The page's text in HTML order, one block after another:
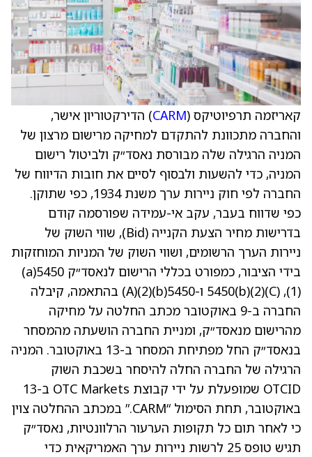
קאריזמה תרפיוטיקס (CARM) הדירקטוריון אישר,
והחברה מתכוונת להתקדם למחיקה מרישום מרצון של
המניה הרגילה שלה מבורסת נאסד״ק ולביטול רישום
המניה, כדי להשעות ולבסוף לסיים את חובות הדיווח של
החברה לפי חוק ניירות ערך משנת 1934, כפי שתוקן.
כפי שדווח בעבר, עקב אי-עמידה שפורסמה קודם
בדרישות מחיר הצעת הקנייה (Bid), שווי השוק של
ניירות הערך הרשומים, ושווי השוק של המניות המוחזקות
בידי הציבור, כמפורט בכללי הרישום לנאסד״ק 5450(a)
(1), 5450(b)(2)(C) ו-5450(b)(2)(A) בהתאמה, קיבלה
החברה ב-9 באוקטובר מכתב החלטה על מחיקה
מהרישום מנאסד״ק, ומניית החברה הושעתה מהמסחר
בנאסד״ק החל מפתיחת המסחר ב-13 באוקטובר. המניה
הרגילה של החברה החלה להיסחר בשכבת השוק
OTCID שמופעלת על ידי קבוצת OTC Markets ב-13
באוקטובר, תחת הסימול “CARM.” במכתב ההחלטה צוין
כי לאחר תום כל תקופות הערעור הרלוונטיות, נאסד״ק
תגיש טופס 25 לרשות ניירות ערך האמריקאית כדי